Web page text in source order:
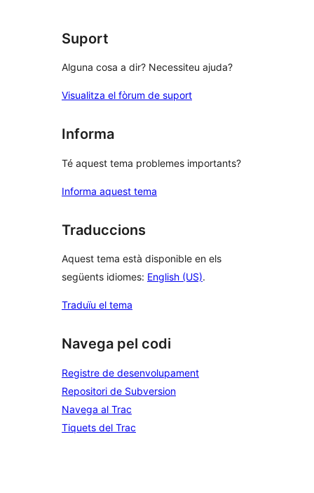
Suport
Alguna cosa a dir? Necessiteu ajuda?
Visualitza el fòrum de suport
Informa
Té aquest tema problemes importants?
Informa aquest tema
Traduccions
Aquest tema està disponible en els
següents idiomes: English (US).
Traduïu el tema
Navega pel codi
Registre de desenvolupament
Repositori de Subversion
Navega al Trac
Tiquets del Trac